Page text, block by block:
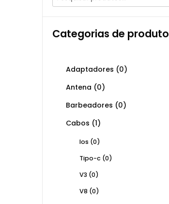
Categorias de produto
Adaptadores (0)
Antena (0)
Barbeadores (0)
Cabos (1)
Ios (0)
Tipo-c (0)
V3 (0)
V8 (0)